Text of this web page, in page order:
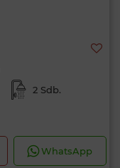
2 Sdb.
WhatsApp